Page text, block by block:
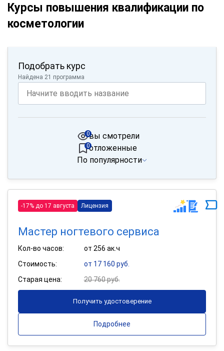
Курсы повышения квалификации по
косметологии
Подобрать курс
Найдена 21 программа
вы смотрели
0
отложенные
0
По популярности
-17% до 17 августа Лицензия
Мастер ногтевого сервиса
Кол-во часов:
от 256 ак.ч
Стоимость:
от 17 160 руб.
Старая цена:
20 760 руб.
Получить удостоверение
Подробнее